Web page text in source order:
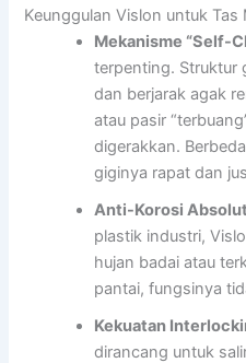
Keunggulan Vislon untuk Tas
Mekanisme “Self-
terpenting. Struktur
dan berjarak agak
atau pasir
digerakkan.
giginya rapat dan
Anti-Korosi
plastik industri,
hujan badai atau
pantai, fungsinya
Kekuatan
dirancang untuk